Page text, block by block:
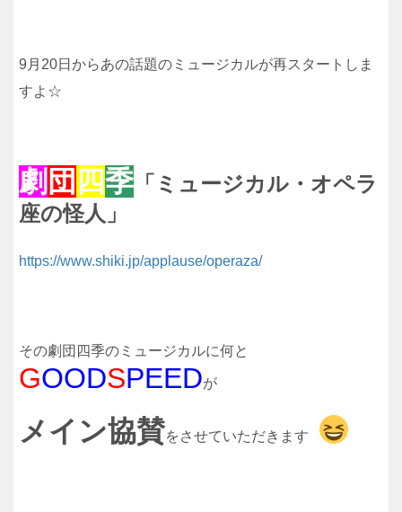
9月20日からあの話題のミュージカルが再スタートしま
すよ☆
劇 団 四季 「ミュージカル・オペラ
座の怪人」
https://www.shiki.jp/applause/operaza/
その劇団四季のミュージカルに何と
GOODSPEEDが
メイン協賛をさせていただきます